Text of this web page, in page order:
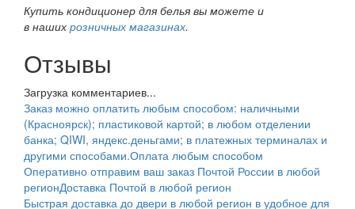
Купить кондиционер для белья вы можете и
в наших розничных магазинах.
Отзывы
Загрузка комментариев...
Заказ можно оплатить любым способом: наличными
(Красноярск); пластиковой картой; в любом отделении
банка; QIWI, яндекс.деньгами; в платежных терминалах и
другими способами.Оплата любым способом
Оперативно отправим ваш заказ Почтой России в любой
регионДоставка Почтой в любой регион
Быстрая доставка до двери в любой регион в удобное для